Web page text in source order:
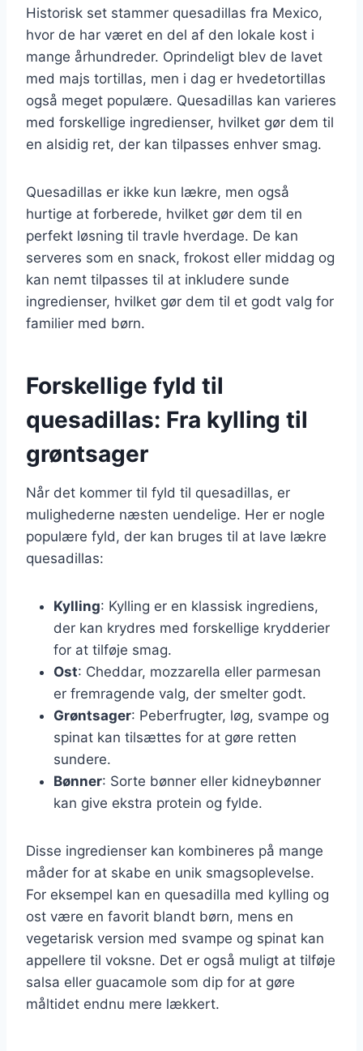
Historisk set stammer quesadillas fra Mexico,
hvor de har været en del af den lokale kost i
mange århundreder. Oprindeligt blev de lavet
med majs tortillas, men i dag er hvedetortillas
også meget populære. Quesadillas kan varieres
med forskellige ingredienser, hvilket gør dem til
en alsidig ret, der kan tilpasses enhver smag.
Quesadillas er ikke kun lækre, men også
hurtige at forberede, hvilket gør dem til en
perfekt løsning til travle hverdage. De kan
serveres som en snack, frokost eller middag og
kan nemt tilpasses til at inkludere sunde
ingredienser, hvilket gør dem til et godt valg for
familier med børn.
Forskellige fyld til
quesadillas: Fra kylling til
grøntsager
Når det kommer til fyld til quesadillas, er
mulighederne næsten uendelige. Her er nogle
populære fyld, der kan bruges til at lave lækre
quesadillas:
Kylling: Kylling er en klassisk ingrediens,
der kan krydres med forskellige krydderier
for at tilføje smag.
Ost: Cheddar, mozzarella eller parmesan
er fremragende valg, der smelter godt.
Grøntsager: Peberfrugter, løg, svampe og
spinat kan tilsættes for at gøre retten
sundere.
Bønner: Sorte bønner eller kidneybønner
kan give ekstra protein og fylde.
Disse ingredienser kan kombineres på mange
måder for at skabe en unik smagsoplevelse.
For eksempel kan en quesadilla med kylling og
ost være en favorit blandt børn, mens en
vegetarisk version med svampe og spinat kan
appellere til voksne. Det er også muligt at tilføje
salsa eller guacamole som dip for at gøre
måltidet endnu mere lækkert.